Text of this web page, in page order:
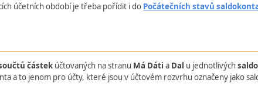
účetních období je třeba pořídit i do Počátečních stavů
částek účtovaných na stranu Má Dáti a Dal u jednotlivých
a to jenom pro účty, které jsou v účtovém rozvrhu označeny jako